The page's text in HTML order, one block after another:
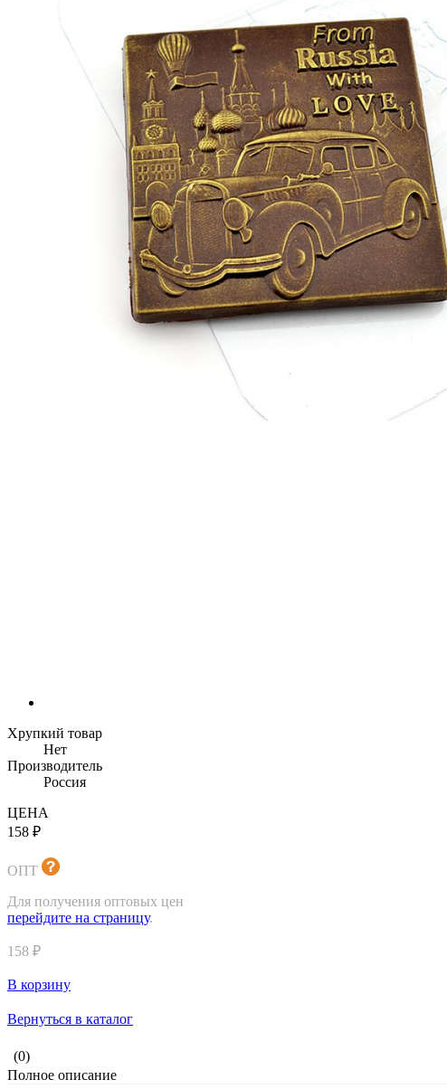
Хрупкий товар
Нет
Производитель
Россия
ЦЕНА
158 ₽
ОПТ
Для получения оптовых цен
перейдите на страницу.
158 ₽
В корзину
Вернуться в каталог
(0)
Полное описание